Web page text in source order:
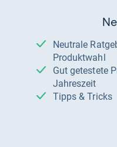
Neutrale Ratgeber – hilfreich für Ihre
Produktwahl
Gut getestete Produkte – passend zur
Jahreszeit
Tipps & Tricks